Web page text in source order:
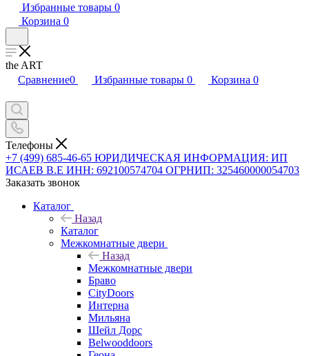
Избранные товары 0
Корзина 0
the ART
Сравнение0 Избранные товары 0 Корзина 0
Телефоны
+7 (499) 685-46-65 ЮРИДИЧЕСКАЯ ИНФОРМАЦИЯ: ИП
ИСАЕВ В.Е ИНН: 692100574704 ОГРНИП: 325460000054703
Заказать звонок
Каталог
Назад
Каталог
Межкомнатные двери
Назад
Межкомнатные двери
Браво
CityDoors
Интерна
Мильяна
Шейл Дорс
Belwooddoors